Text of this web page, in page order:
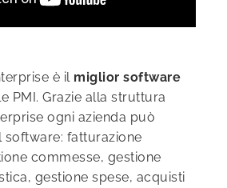
è il miglior software
PMI. Grazie alla struttura
ogni azienda può
software: fatturazione
commesse, gestione
gestione spese, acquisti